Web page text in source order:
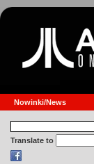
Nowinki/News
Translate to